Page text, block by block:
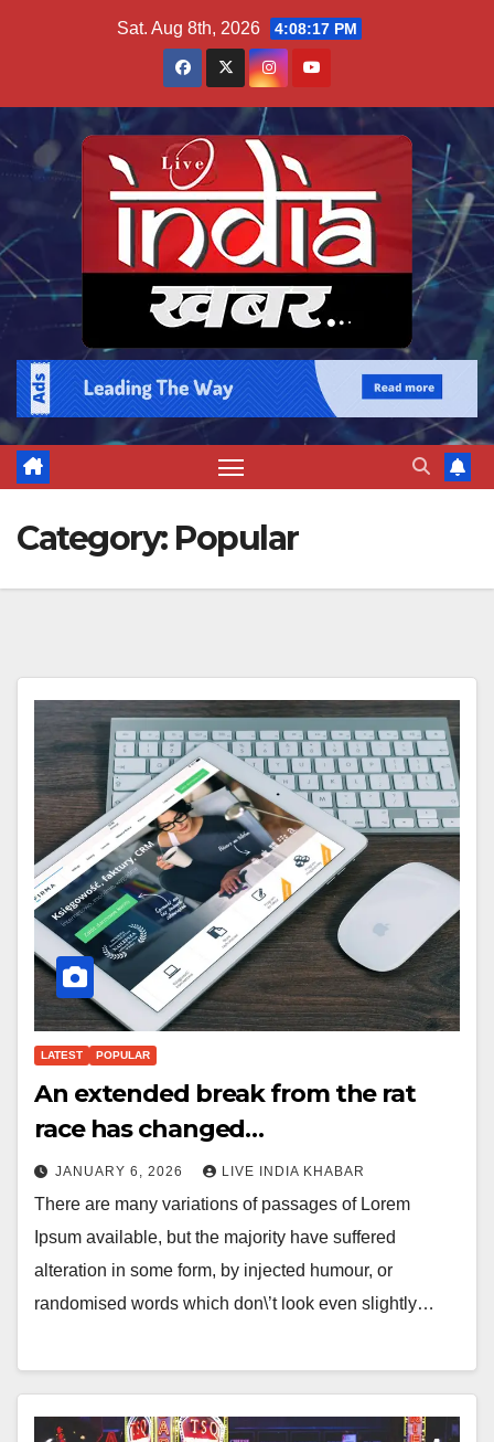
Sat. Aug 8th, 2026 4:08:18 PM
Category: Popular
LATEST POPULAR
An extended break from the rat
race has changed…
JANUARY 6, 2026 LIVE INDIA KHABAR
There are many variations of passages of Lorem
Ipsum available, but the majority have suffered
alteration in some form, by injected humour, or
randomised words which don\’t look even slightly…